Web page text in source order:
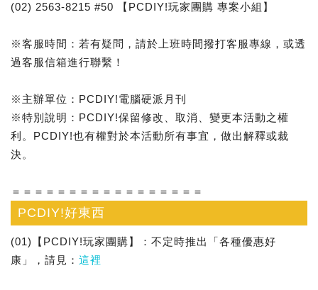
(02) 2563-8215 #50 【PCDIY!玩家團購 專案小組】
※客服時間：若有疑問，請於上班時間撥打客服專線，或透
過客服信箱進行聯繫！
※主辦單位：PCDIY!電腦硬派月刊
※特別說明：PCDIY!保留修改、取消、變更本活動之權
利。PCDIY!也有權對於本活動所有事宜，做出解釋或裁
決。
＝＝＝＝＝＝＝＝＝＝＝＝＝＝＝＝＝
PCDIY!好東西
(01)【PCDIY!玩家團購】：不定時推出「各種優惠好
康」，請見： 這裡